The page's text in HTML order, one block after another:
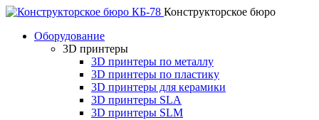
Конструкторское бюро
Оборудование
3D принтеры
3D принтеры по металлу
3D принтеры по пластику
3D принтеры для керамики
3D принтеры SLA
3D принтеры SLM